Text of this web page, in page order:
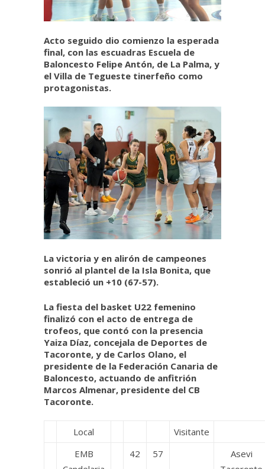
Acto seguido dio comienzo la esperada
final, con las escuadras Escuela de
Baloncesto Felipe Antón, de La Palma, y
el Villa de Tegueste tinerfeño como
protagonistas.
La victoria y en alirón de campeones
sonrió al plantel de la Isla Bonita, que
estableció un +10 (67-57).
La fiesta del basket U22 femenino
finalizó con el acto de entrega de
trofeos, que contó con la presencia
Yaiza Díaz, concejala de Deportes de
Tacoronte, y de Carlos Olano, el
presidente de la Federación Canaria de
Baloncesto, actuando de anfitrión
Marcos Almenar, presidente del CB
Tacoronte.
Local
Visitante
EMB
42 57
Asevi